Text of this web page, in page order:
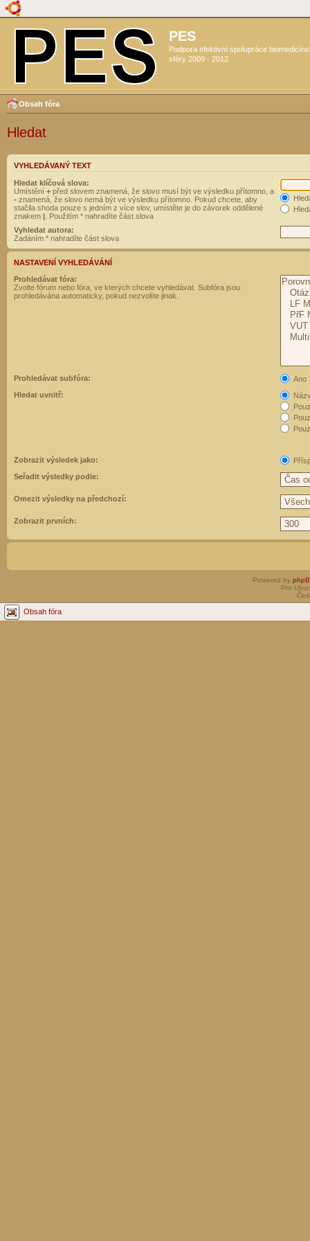
PES
Podpora efektivní spolupráce
sféry 2009 - 2012
Obsah fóra
Hledat
VYHLEDÁVANÝ TEXT
Hledat klíčová slova:
Umístění + před slovem znamená, že slovo musí být ve výsledku přítomno, a
- znamená, že slovo nemá být ve výsledku přítomno. Pokud chcete, aby
stačila shoda pouze s jedním z více slov, umístěte je do závorek oddělené
znakem | . Použitím * nahradíte část slova
Vyhledat autora:
Zadáním * nahradíte část slova
NASTAVENÍ VYHLEDÁVÁNÍ
Prohledávat fóra:
Zvolte fórum nebo fóra, ve kterých chcete vyhledávat. Subfóra jsou
prohledávána automaticky, pokud nezvolíte jinak.
Prohledávat subfóra:
Ano
Hledat uvnitř:
Zobrazit výsledek jako:
Seřadit výsledky podle:
Omezit výsledky na předchozí:
Zobrazit prvních:
Powered by
Pro
Obsah fóra